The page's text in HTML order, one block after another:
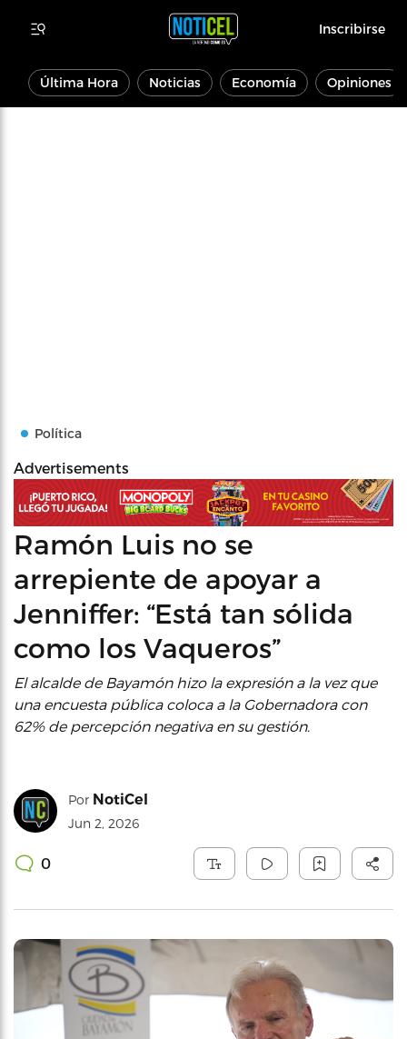
Inscribirse
Última Hora Noticias Economía Opiniones
Política
Advertisements
Ramón Luis no se
arrepiente de apoyar a
Jenniffer: “Está tan sólida
como los Vaqueros”
El alcalde de Bayamón hizo la expresión a la vez que
una encuesta pública coloca a la Gobernadora con
62% de percepción negativa en su gestión.
Por NotiCel
Jun 2, 2026
0